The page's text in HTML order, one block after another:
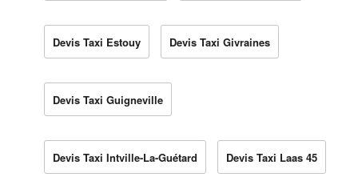
Devis Taxi Estouy Devis Taxi Givraines
Devis Taxi Guigneville
Devis Taxi Intville-La-Guétard Devis Taxi Laas 45